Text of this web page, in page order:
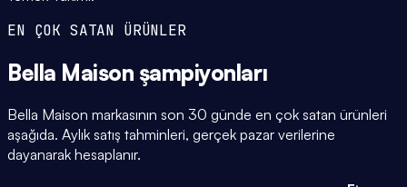
EN ÇOK SATAN ÜRÜNLER
Bella Maison şampiyonları
Bella Maison markasının son 30 günde en çok satan ürünleri
aşağıda. Aylık satış tahminleri, gerçek pazar verilerine
dayanarak hesaplanır.